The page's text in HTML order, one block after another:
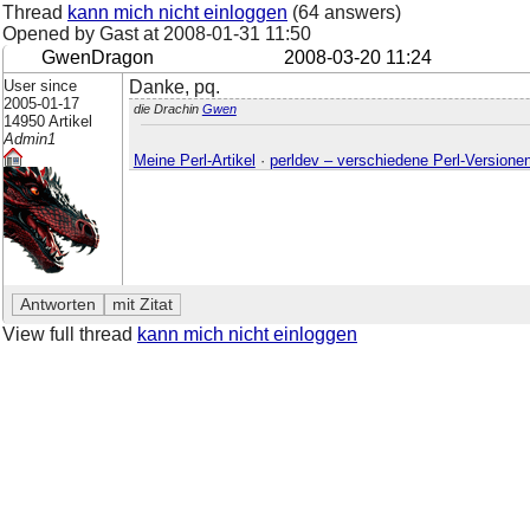
Thread kann mich nicht einloggen (64 answers)
Opened by Gast at 2008-01-31 11:50
GwenDragon
2008-03-20 11:24
User since
2005-01-17
14950 Artikel
Admin1
Danke, pq.
die Drachin Gwen
Meine Perl-Artikel · perldev – verschiedene Perl-
View full thread kann mich nicht einloggen